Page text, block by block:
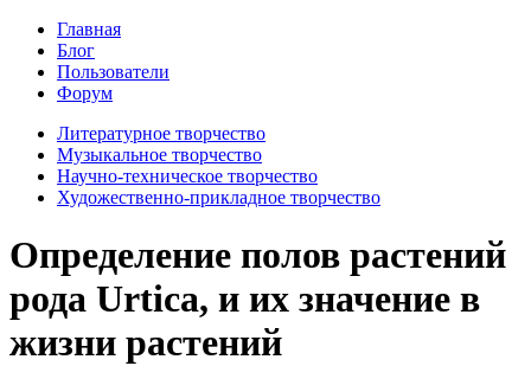
Главная
Блог
Пользователи
Форум
Литературное творчество
Музыкальное творчество
Научно-техническое творчество
Художественно-прикладное творчество
Определение полов растений
рода Urtica, и их значение в
жизни растений